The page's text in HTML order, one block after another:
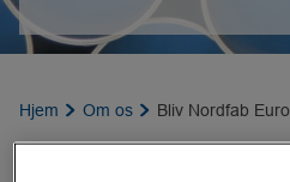
Hjem Om os Bliv Nordfab